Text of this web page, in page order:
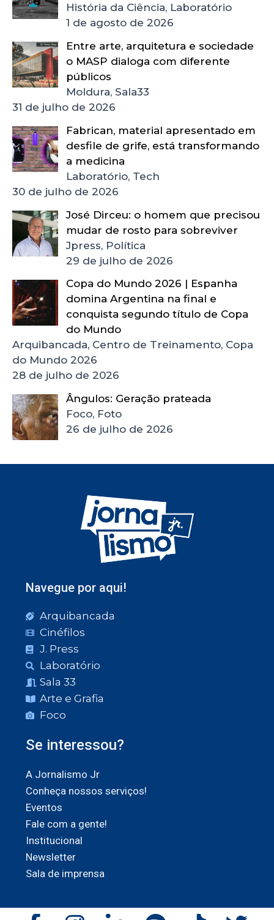
História da Ciência, Laboratório
1 de agosto de 2026
Entre arte, arquitetura e sociedade
o MASP dialoga com diferente
públicos
Moldura, Sala33
31 de julho de 2026
Fabrican, material apresentado em
desfile de grife, está transformando
a medicina
Laboratório, Tech
30 de julho de 2026
José Dirceu: o homem que precisou
mudar de rosto para sobreviver
Jpress, Política
29 de julho de 2026
Copa do Mundo 2026 | Espanha
domina Argentina na final e
conquista segundo título de Copa
do Mundo
Arquibancada, Centro de Treinamento, Copa
do Mundo 2026
28 de julho de 2026
Ângulos: Geração prateada
Foco, Foto
26 de julho de 2026
Navegue por aqui!
Arquibancada
Cinéfilos
J. Press
Laboratório
Sala 33
Arte e Grafia
Foco
Se interessou?
A Jornalismo Jr
Conheça nossos serviços!
Eventos
Fale com a gente!
Institucional
Newsletter
Sala de imprensa